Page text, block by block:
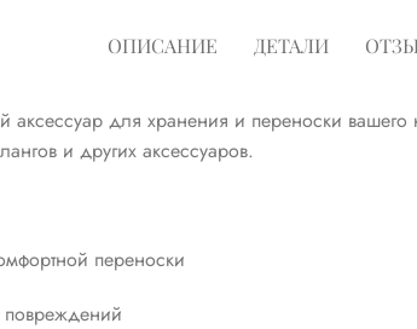
ОПИСАНИЕ ДЕТАЛИ
для хранения и переноски вашего
и других аксессуаров.
переноски